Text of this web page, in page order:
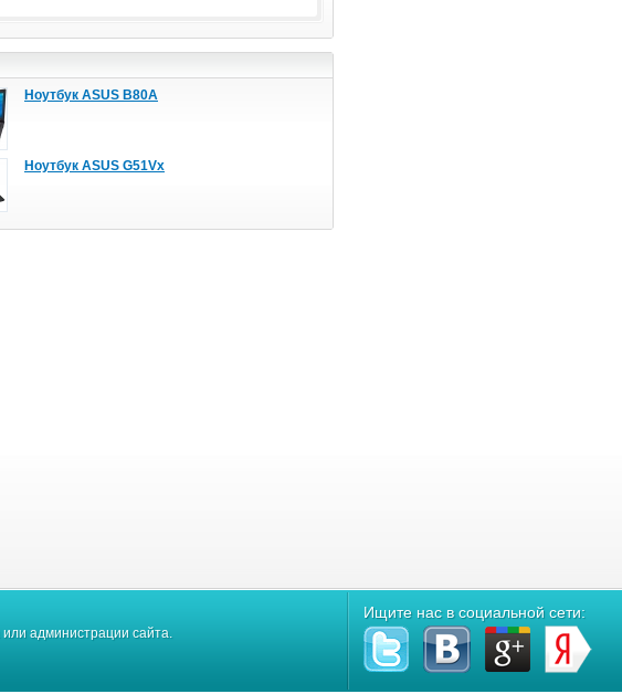
Ноутбук ASUS B80A
Ноутбук ASUS G51Vx
администрации сайта.
Ищите нас в социальной сети: